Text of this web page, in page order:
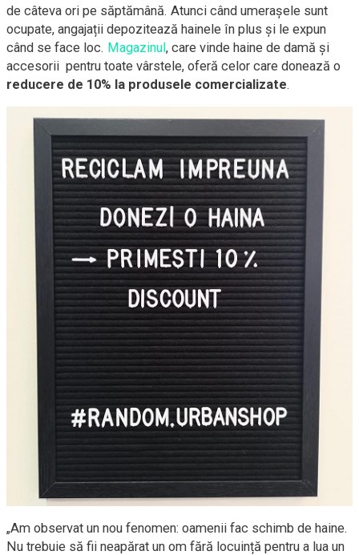
de câteva ori pe săptămână. Atunci când umerașele sunt
ocupate, angajații depozitează hainele în plus și le expun
când se face loc. Magazinul , care vinde haine de damă și
accesorii pentru toate vârstele, oferă celor care donează o
reducere de 10% la produsele comercializate.
„Am observat un nou fenomen: oamenii fac schimb de haine.
Nu trebuie să fii neapărat un om fără locuință pentru a lua un